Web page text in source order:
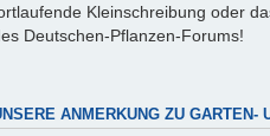
Kleinschreibung oder
Deutschen-Pflanzen-Forums!
ANMERKUNG ZU GARTEN-